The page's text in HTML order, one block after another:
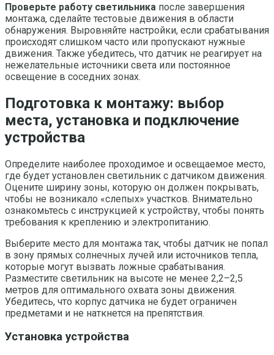
Проверьте работу светильника после завершения
монтажа, сделайте тестовые движения в области
обнаружения. Выровняйте настройки, если срабатывания
происходят слишком часто или пропускают нужные
движения. Также убедитесь, что датчик не реагирует на
нежелательные источники света или постоянное
освещение в соседних зонах.
Подготовка к монтажу: выбор
места, установка и подключение
устройства
Определите наиболее проходимое и освещаемое место,
где будет установлен светильник с датчиком движения.
Оцените ширину зоны, которую он должен покрывать,
чтобы не возникало «слепых» участков. Внимательно
ознакомьтесь с инструкцией к устройству, чтобы понять
требования к креплению и электропитанию.
Выберите место для монтажа так, чтобы датчик не попал
в зону прямых солнечных лучей или источников тепла,
которые могут вызвать ложные срабатывания.
Разместите светильник на высоте не менее 2,2–2,5
метров для оптимального охвата зоны движения.
Убедитесь, что корпус датчика не будет ограничен
предметами и не наткнется на препятствия.
Установка устройства